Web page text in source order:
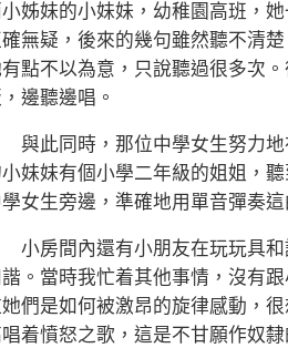
姊妹的小妹妹，幼稚園高班，
無疑，後來的幾句雖然聽不清
點不以為意，只說聽過很多次
邊聽邊唱。
此同時，那位中學女生努力地
小妹妹有個小學二年級的姐姐，
女生旁邊，準確地用單音彈奏這
房間內還有小朋友在玩玩具和
。當時我忙着其他事情，沒有
們是如何被激昂的旋律感動，
着憤怒之歌，這是不甘願作奴